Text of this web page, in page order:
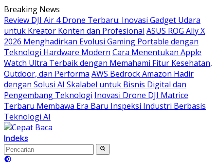
Langsung
ke
konten
Breaking News
Review DJI Air 4 Drone Terbaru: Inovasi Gadget Udara
untuk Kreator Konten dan Profesional ASUS ROG Ally X
2026 Menghadirkan Evolusi Gaming Portable dengan
Teknologi Hardware Modern Cara Menentukan Apple
Watch Ultra Terbaik dengan Memahami Fitur Kesehatan,
Outdoor, dan Performa AWS Bedrock Amazon Hadir
dengan Solusi AI Skalabel untuk Bisnis Digital dan
Pengembang Teknologi Inovasi Drone DJI Matrice
Terbaru Membawa Era Baru Inspeksi Industri Berbasis
Teknologi AI
Indeks